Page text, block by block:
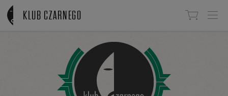
Linki do przejścia
KLUB CZARNEGO